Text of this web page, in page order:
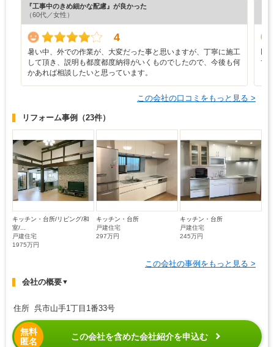
『工事中のきめ細かな配慮』が良かった
（60代／女性）
4
暑い中、外での作業が、大変だった事と思いますが、丁寧に施工
して頂き、説明も都度都度納得がいくものでしたので、今後も何
かあれば相談したいと思っています。
以
で
この会社の口コミをもっと見る >
リフォーム事例 （23件）
キッチン・台所/リビング/和
室/...
戸建住宅
1975万円
キッチン・台所
戸建住宅
297万円
キッチン・台所
戸建住宅
245万円
この会社の事例をもっと見る >
会社の概要▼
住所 呉市山手1丁目1番33号
無料
匿名
この会社を含めた会社紹介を申込む